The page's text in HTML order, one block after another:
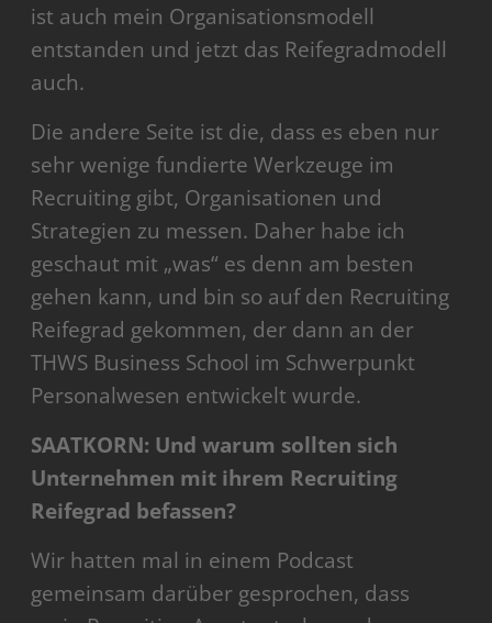
ist auch mein Organisationsmodell
entstanden und jetzt das Reifegradmodell
auch.
Die andere Seite ist die, dass es eben nur
sehr wenige fundierte Werkzeuge im
Recruiting gibt, Organisationen und
Strategien zu messen. Daher habe ich
geschaut mit „was“ es denn am besten
gehen kann, und bin so auf den Recruiting
Reifegrad gekommen, der dann an der
THWS Business School im Schwerpunkt
Personalwesen entwickelt wurde.
SAATKORN: Und warum sollten sich
Unternehmen mit ihrem Recruiting
Reifegrad befassen?
Wir hatten mal in einem Podcast
gemeinsam darüber gesprochen, dass